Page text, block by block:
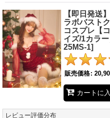
【即日発送
ラボバスト
コスプレ【
イズ/1カラ
25MS-1]
販売価格:
カートに
レビュー評価分布